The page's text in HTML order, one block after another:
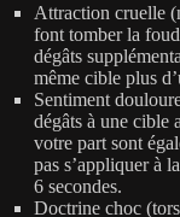
Attraction cruelle
font tomber la
dégâts
même cible plus
Sentiment
dégâts à une cible
votre part sont
pas s’appliquer à
6 secondes.
Doctrine choc